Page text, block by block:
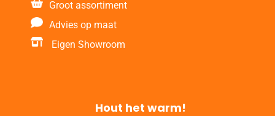
Groot assortiment
Advies op maat
Eigen Showroom
Hout het warm!